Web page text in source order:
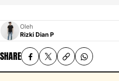
Oleh
Rizki Dian P
SHARE